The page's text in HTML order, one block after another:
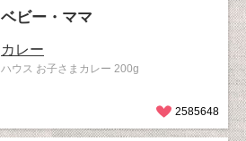
ベビー・ママ
カレー
ハウス お子さまカレー 200g
2585648